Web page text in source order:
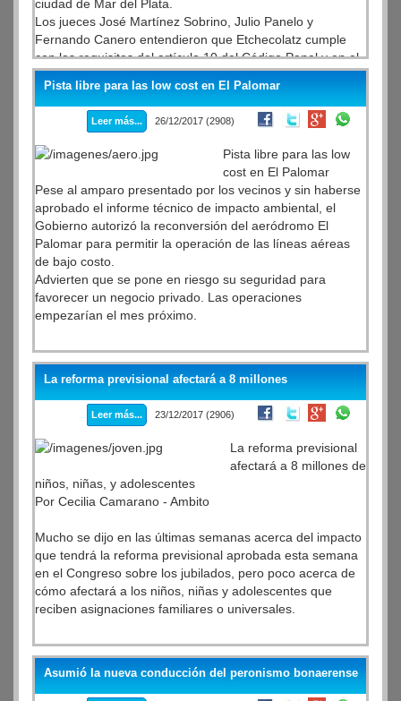
ciudad de Mar del Plata.
Los jueces José Martínez Sobrino, Julio Panelo y
Fernando Canero entendieron que Etchecolatz cumple
con los requisitos del artículo 10 del Código Penal y en el
artículo 32 de la ley 24.660 para recibir la domiciliaria.
Pista libre para las low cost en El Palomar
Leer más... 26/12/2017 (2908)
Pista libre para las low
cost en El Palomar
Pese al amparo presentado por los vecinos y sin haberse
aprobado el informe técnico de impacto ambiental, el
Gobierno autorizó la reconversión del aeródromo El
Palomar para permitir la operación de las líneas aéreas
de bajo costo.
Advierten que se pone en riesgo su seguridad para
favorecer un negocio privado. Las operaciones
empezarían el mes próximo.
La reforma previsional afectará a 8 millones
Leer más... 23/12/2017 (2906)
La reforma previsional
afectará a 8 millones de
niños, niñas, y adolescentes
Por Cecilia Camarano - Ambito
Mucho se dijo en las últimas semanas acerca del impacto
que tendrá la reforma previsional aprobada esta semana
en el Congreso sobre los jubilados, pero poco acerca de
cómo afectará a los niños, niñas y adolescentes que
reciben asignaciones familiares o universales.
Asumió la nueva conducción del peronismo bonaerense